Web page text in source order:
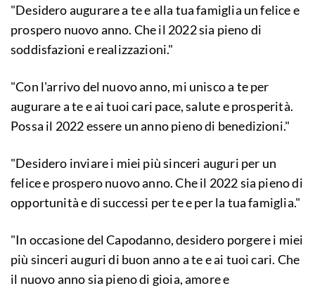
"Desidero augurare a te e alla tua famiglia un felice e
prospero nuovo anno. Che il 2022 sia pieno di
soddisfazioni e realizzazioni."
"Con l'arrivo del nuovo anno, mi unisco a te per
augurare a te e ai tuoi cari pace, salute e prosperità.
Possa il 2022 essere un anno pieno di benedizioni."
"Desidero inviare i miei più sinceri auguri per un
felice e prospero nuovo anno. Che il 2022 sia pieno di
opportunità e di successi per te e per la tua famiglia."
"In occasione del Capodanno, desidero porgere i miei
più sinceri auguri di buon anno a te e ai tuoi cari. Che
il nuovo anno sia pieno di gioia, amore e